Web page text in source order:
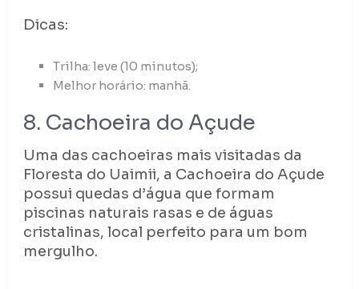
Dicas:
Trilha: leve (10 minutos);
Melhor horário: manhã.
8. Cachoeira do Açude
Uma das cachoeiras mais visitadas da
Floresta do Uaimii, a Cachoeira do Açude
possui quedas d’água que formam
piscinas naturais rasas e de águas
cristalinas, local perfeito para um bom
mergulho.